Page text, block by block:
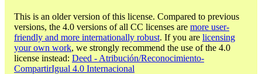
This is an older version of this license. Compared to previous
versions, the 4.0 versions of all CC licenses are more user-
friendly and more internationally robust. If you are licensing
your own work, we strongly recommend the use of the 4.0
license instead: Deed - Atribución/Reconocimiento-
CompartirIgual 4.0 Internacional